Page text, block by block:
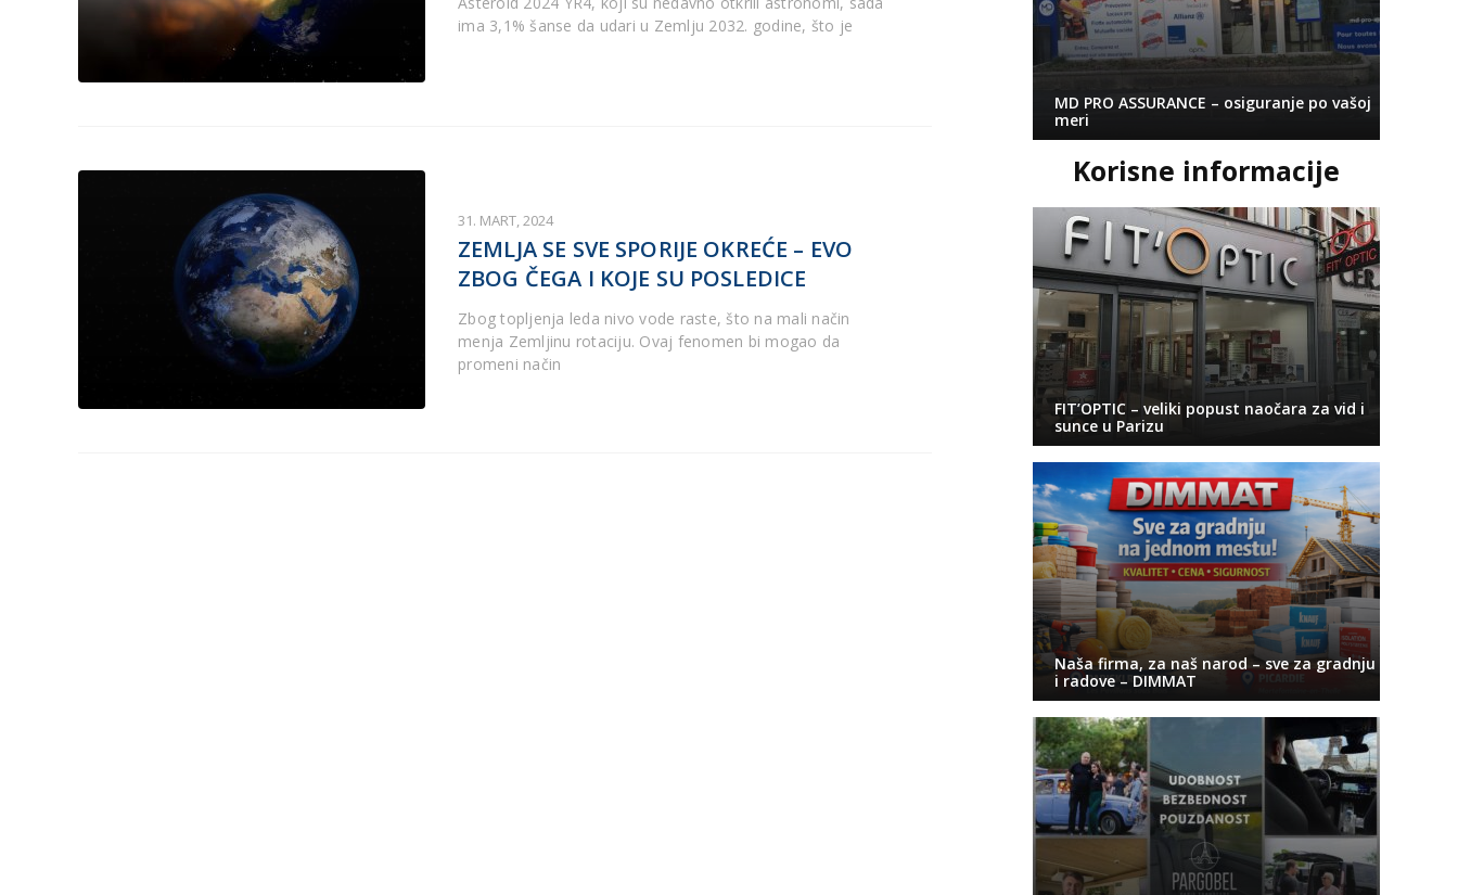
ima 3,1% šanse da udari u Zemlju 2032. godine, što je
31. MART, 2024
ZEMLJA SE SVE SPORIJE OKREĆE – EVO
ZBOG ČEGA I KOJE SU POSLEDICE
Zbog topljenja leda nivo vode raste, što na mali način
menja Zemljinu rotaciju. Ovaj fenomen bi mogao da
promeni način
MD PRO ASSURANCE – osiguranje po vašoj
meri
Korisne informacije
FIT’OPTIC – veliki popust naočara za vid i
sunce u Parizu
Naša firma, za naš narod – sve za gradnju
i radove – DIMMAT